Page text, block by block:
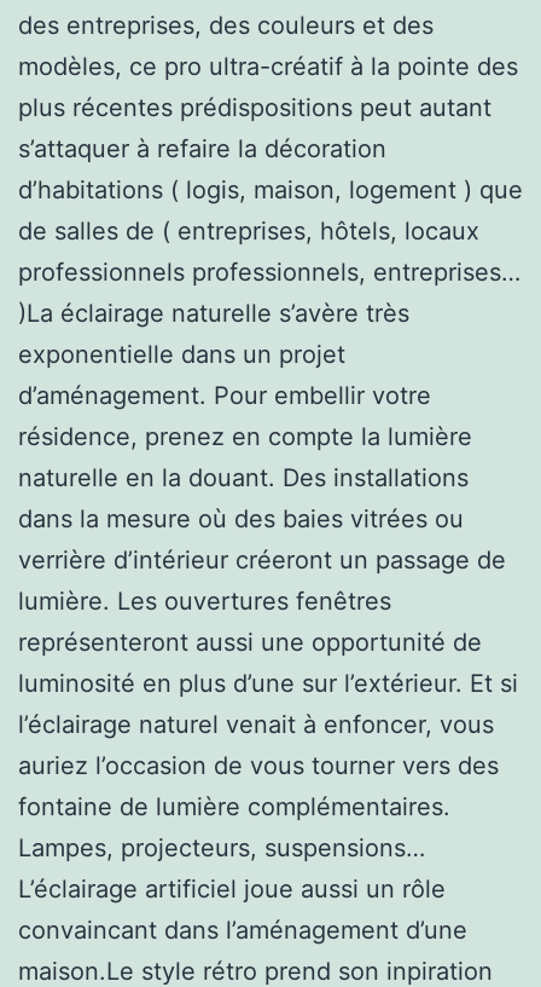
des entreprises, des couleurs et des
modèles, ce pro ultra-créatif à la pointe des
plus récentes prédispositions peut autant
s’attaquer à refaire la décoration
d’habitations ( logis, maison, logement ) que
de salles de ( entreprises, hôtels, locaux
professionnels professionnels, entreprises…
)La éclairage naturelle s’avère très
exponentielle dans un projet
d’aménagement. Pour embellir votre
résidence, prenez en compte la lumière
naturelle en la douant. Des installations
dans la mesure où des baies vitrées ou
verrière d’intérieur créeront un passage de
lumière. Les ouvertures fenêtres
représenteront aussi une opportunité de
luminosité en plus d’une sur l’extérieur. Et si
l’éclairage naturel venait à enfoncer, vous
auriez l’occasion de vous tourner vers des
fontaine de lumière complémentaires.
Lampes, projecteurs, suspensions…
L’éclairage artificiel joue aussi un rôle
convaincant dans l’aménagement d’une
maison.Le style rétro prend son inpiration